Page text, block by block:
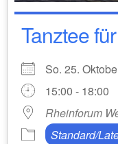
Tanztee
So. 25.
15:00 - 18:00
Rheinforum
Standard/